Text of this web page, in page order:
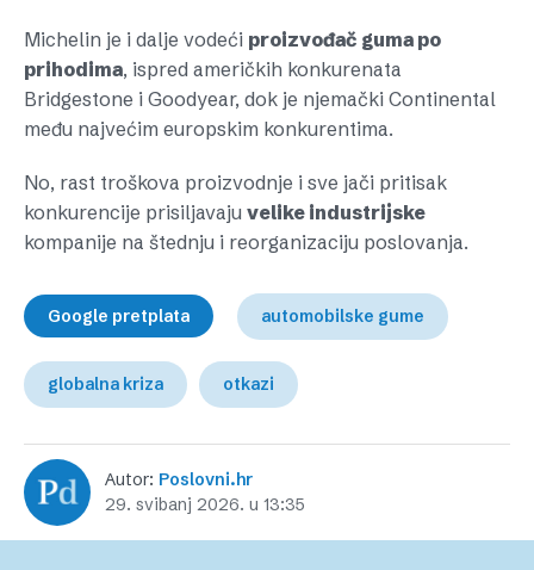
Michelin je i dalje vodeći proizvođač guma po
prihodima, ispred američkih konkurenata
Bridgestone i Goodyear, dok je njemački Continental
među najvećim europskim konkurentima.
No, rast troškova proizvodnje i sve jači pritisak
konkurencije prisiljavaju velike industrijske
kompanije na štednju i reorganizaciju poslovanja.
Google pretplata automobilske gume
globalna kriza otkazi
Autor: Poslovni.hr
29. svibanj 2026. u 13:35